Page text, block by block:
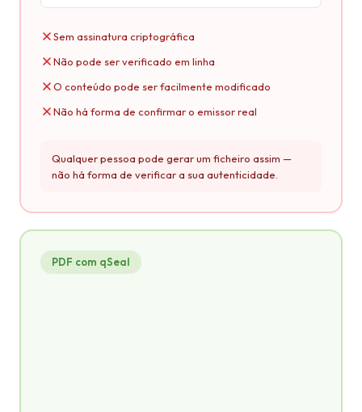
Sem assinatura criptográfica
Não pode ser verificado em linha
O conteúdo pode ser facilmente modificado
Não há forma de confirmar o emissor real
Qualquer pessoa pode gerar um ficheiro assim —
não há forma de verificar a sua autenticidade.
PDF com qSeal